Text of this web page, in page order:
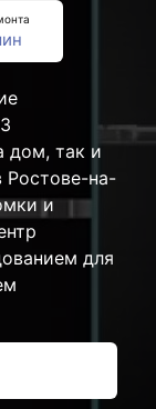
дом, так и
Ростове-на-
и
для